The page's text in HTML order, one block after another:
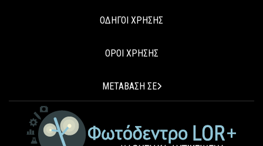
ΟΔΗΓΟΙ ΧΡΗΣΗΣ
ΟΡΟΙ ΧΡΗΣΗΣ
ΜΕΤΑΒΑΣΗ ΣΕ